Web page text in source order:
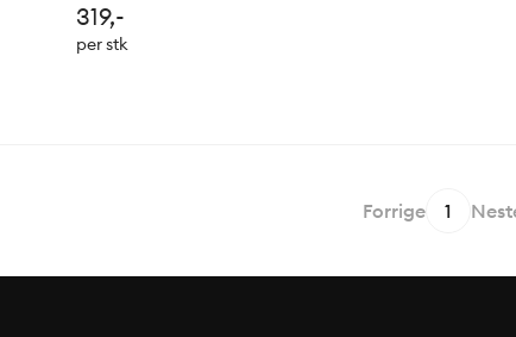
takstein, fasader, betonggulv,
beleggningstein, sementfuger, porøse
319,-
per stk
Forrige 1